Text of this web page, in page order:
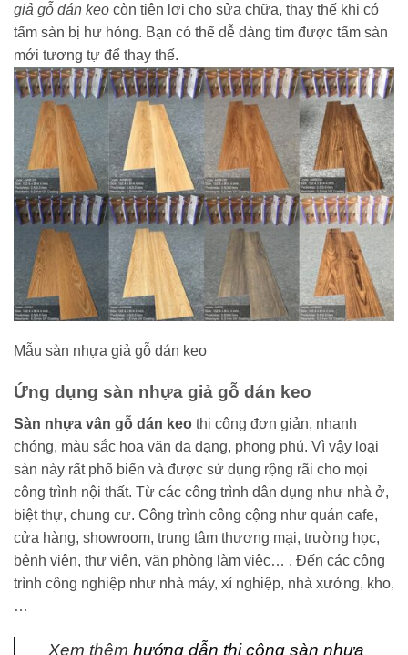
giả gỗ dán keo còn tiện lợi cho sửa chữa, thay thế khi có
tấm sàn bị hư hỏng. Bạn có thể dễ dàng tìm được tấm sàn
mới tương tự để thay thế.
Mẫu sàn nhựa giả gỗ dán keo
Ứng dụng sàn nhựa giả gỗ dán keo
Sàn nhựa vân gỗ dán keo thi công đơn giản, nhanh
chóng, màu sắc hoa văn đa dạng, phong phú. Vì vậy loại
sàn này rất phổ biến và được sử dụng rộng rãi cho mọi
công trình nội thất. Từ các công trình dân dụng như nhà ở,
biệt thự, chung cư. Công trình công cộng như quán cafe,
cửa hàng, showroom, trung tâm thương mại, trường học,
bệnh viện, thư viện, văn phòng làm việc… . Đến các công
trình công nghiệp như nhà máy, xí nghiệp, nhà xưởng, kho,
…
Xem thêm hướng dẫn thi công sàn nhựa